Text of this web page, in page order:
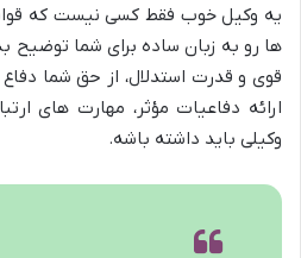
یه وکیل خوب فقط کسی نیست که
ها رو به زبان ساده برای شما توضیح
قوی و قدرت استدلال، از حق شما
ارائه دفاعیات مؤثر، مهارت های
وکیلی باید داشته باشه.